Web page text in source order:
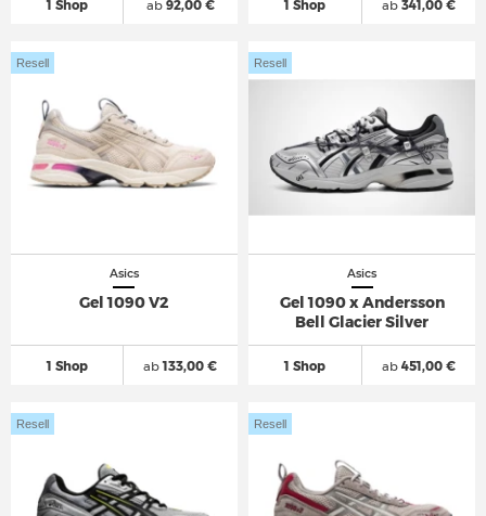
1 Shop ab92,00 € 1 Shop ab341,00 €
Asics
Gel 1090 V2
1 Shop
Resell
ab133,00 €
Asics
Gel 1090 x Andersson
Bell Glacier Silver
1 Shop
Resell
ab451,00 €
Resell Resell